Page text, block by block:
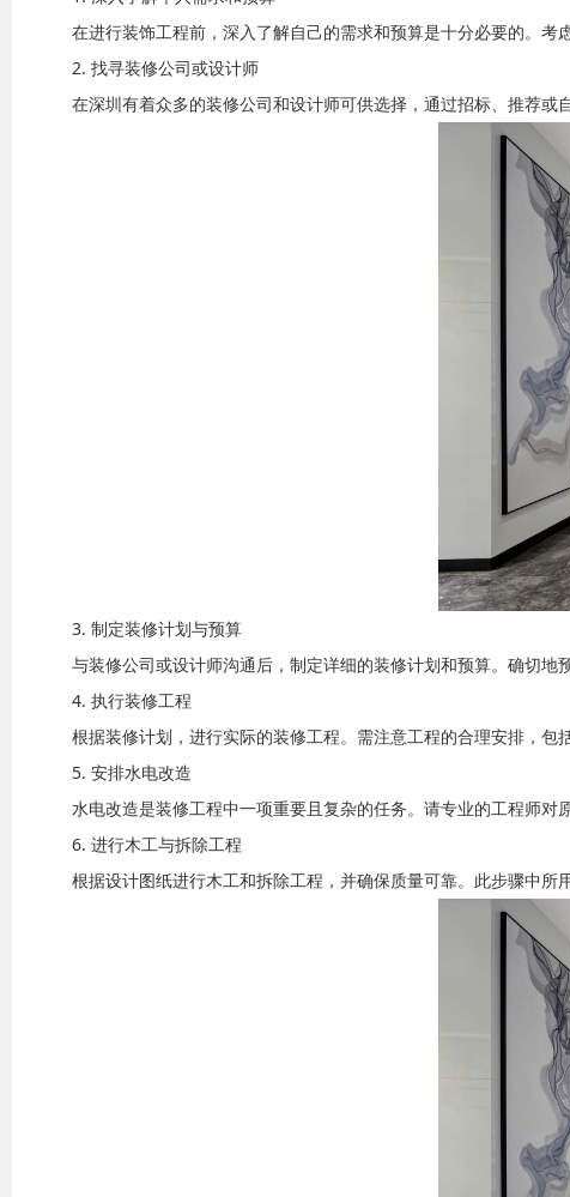
在进行装饰工程前，深入了解自己的需求和预算是十分必要的。考
2. 找寻装修公司或设计师
在深圳有着众多的装修公司和设计师可供选择，通过招标、推荐或
3. 制定装修计划与预算
与装修公司或设计师沟通后，制定详细的装修计划和预算。确切地
4. 执行装修工程
根据装修计划，进行实际的装修工程。需注意工程的合理安排，包
5. 安排水电改造
水电改造是装修工程中一项重要且复杂的任务。请专业的工程师对
6. 进行木工与拆除工程
根据设计图纸进行木工和拆除工程，并确保质量可靠。此步骤中所